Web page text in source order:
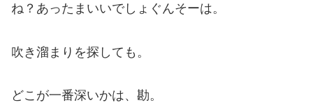
ね？あったまいいでしょぐんそーは。
吹き溜まりを探しても。
どこが一番深いかは、勘。